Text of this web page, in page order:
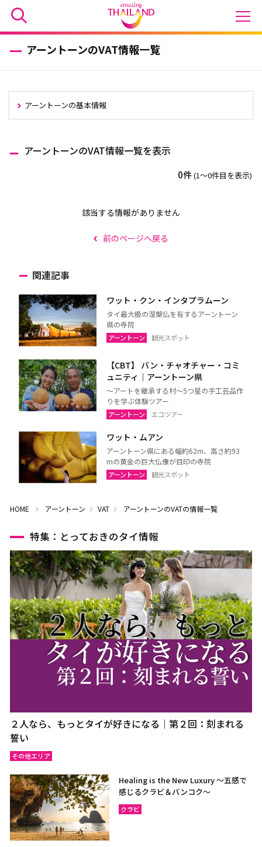
アーントーンのVAT情報一覧
アーントーンの基本情報
アーントーンのVAT情報一覧を表示
0件(1〜0件目を表示)
該当する情報がありません
前のページへ戻る
関連記事
ワット・クン・インタプラムーン
タイ最大級の涅槃仏を有するアーントーン
県の寺院
アーントーン 観光スポット
【CBT】 バン・チャオチャー・コミ
ュニティ｜アーントーン県
～アートを継承する村～5つ星の手工芸品作
りを学ぶ体験ツアー
アーントーン エコツアー
ワット・ムアン
アーントーン県にある幅約62m、高さ約93
mの黄金の巨大仏像が目印の寺院
アーントーン 観光スポット
HOME アーントーン VAT アーントーンのVATの情報一覧
特集：とっておきのタイ情報
２人なら、もっとタイが好きになる｜第２回：刻まれる
誓い
その他エリア
Healing is the New Luxury ～五感で
感じるクラビ＆バンコク～
クラビ